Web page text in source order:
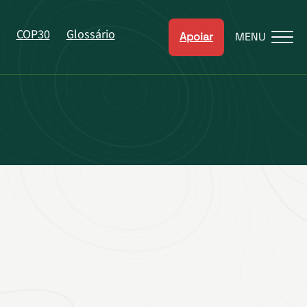
COP30 Glossário Apoiar MENU